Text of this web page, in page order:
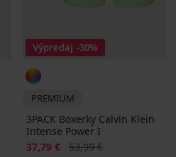
Výpredaj -30%
PREMIUM
3PACK Boxerky Calvin Klein
Intense Power I
Zľava
37,79 € Pôvodná cena
53,99 €